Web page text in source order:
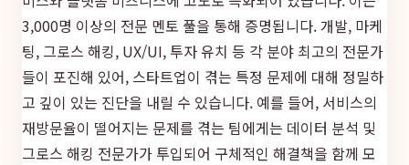
3,000명 이상의 전문 멘토 풀을 통해 증명됩니다. 개발, 마케
팅, 그로스 해킹, UX/UI, 투자 유치 등 각 분야 최고의 전문가
들이 포진해 있어, 스타트업이 겪는 특정 문제에 대해 정밀하
고 깊이 있는 진단을 내릴 수 있습니다. 예를 들어, 서비스의
재방문율이 떨어지는 문제를 겪는 팀에게는 데이터 분석 및
그로스 해킹 전문가가 투입되어 구체적인 해결책을 함께 모